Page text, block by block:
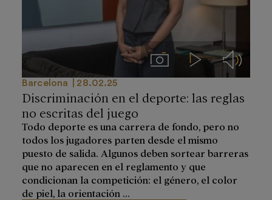
ImágenesVideos Audios
Barcelona 28.02.25
Discriminación en el deporte: las reglas
no escritas del juego
Todo deporte es una carrera de fondo, pero no
todos los jugadores parten desde el mismo
puesto de salida. Algunos deben sortear barreras
que no aparecen en el reglamento y que
condicionan la competición: el género, el color
de piel, la orientación ...